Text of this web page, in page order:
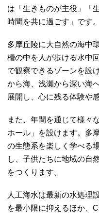
は「生きものが主役」「
時間を共に過ごす」です。
多摩丘陵に大自然の海中
槽の中を人が歩ける水中
で観察できるゾーンを設
から海、浅瀬から深い海
展開し、心に残る体験や
また、年間を通じて様々
ホール」を設けます。多
の生態系を楽しく学べる
し、子供たちに地域の自
をつくります。
人工海水は最新の水処理
を最小限に抑えるほか、